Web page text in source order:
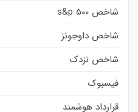
شاخص s&p 500
شاخص داوجونز
شاخص نزدک
فیسبوک
قرارداد هوشمند